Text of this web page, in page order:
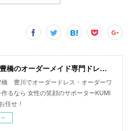
名古屋 豊橋のオーダーメイド専門ドレスデザイナー KUMI OHARA
豊川でオーダードレス・オーダーワ
るなら 女性の笑顔のサポーターKUMI
任せ！